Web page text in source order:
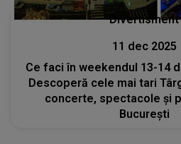
Divertisment
11 dec 2025
Ce faci în weekendul 13-14
Descoperă cele mai tari
concerte, spectacole și
București